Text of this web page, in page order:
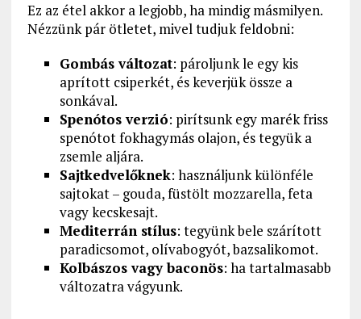
Ez az étel akkor a legjobb, ha mindig másmilyen.
Nézzünk pár ötletet, mivel tudjuk feldobni:
Gombás változat: pároljunk le egy kis
aprított csiperkét, és keverjük össze a
sonkával.
Spenótos verzió: pirítsunk egy marék friss
spenótot fokhagymás olajon, és tegyük a
zsemle aljára.
Sajtkedvelőknek: használjunk különféle
sajtokat – gouda, füstölt mozzarella, feta
vagy kecskesajt.
Mediterrán stílus: tegyünk bele szárított
paradicsomot, olívabogyót, bazsalikomot.
Kolbászos vagy baconös: ha tartalmasabb
változatra vágyunk.